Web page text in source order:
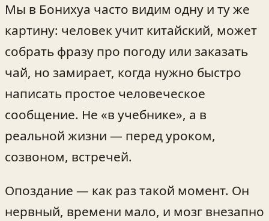
Мы в Бонихуа часто видим одну и ту же
картину: человек учит китайский, может
собрать фразу про погоду или заказать
чай, но замирает, когда нужно быстро
написать простое человеческое
сообщение. Не «в учебнике», а в
реальной жизни — перед уроком,
созвоном, встречей.
Опоздание — как раз такой момент. Он
нервный, времени мало, и мозг внезапно